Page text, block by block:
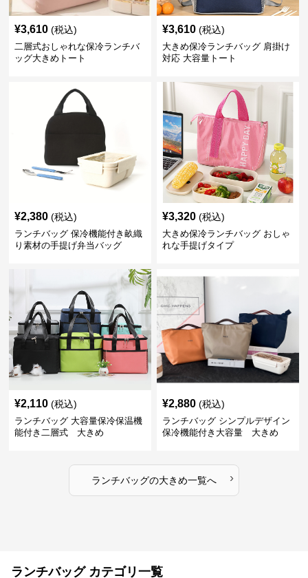
¥3,610 (税込)
二層式おしゃれな保冷ランチバ
ッグ大きめトート
¥3,610 (税込)
大きめ保冷ランチバッグ 肩掛け
対応 大容量トート
¥2,380 (税込)
ランチバッグ 保冷機能付き畝織
り素材の手提げ弁当バッグ
¥3,320 (税込)
大きめ保冷ランチバッグ おしゃ
れな手提げタイプ
¥2,110 (税込)
ランチバッグ 大容量保冷保温機
能付き二層式 大きめ
¥2,880 (税込)
ランチバッグ シンプルデザイン
保冷機能付き大容量 大きめ
ランチバッグの大きめ一覧へ ›
ランチバッグ カテゴリ一覧